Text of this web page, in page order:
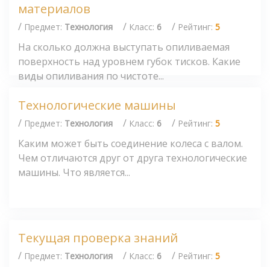
материалов
/ Предмет: Технология / Класс: 6 / Рейтинг: 5
На сколько должна выступать опиливаемая
поверхность над уровнем губок тисков. Какие
виды опиливания по чистоте...
Технологические машины
/ Предмет: Технология / Класс: 6 / Рейтинг: 5
Каким может быть соединение колеса с валом.
Чем отличаются друг от друга технологические
машины. Что является...
Текущая проверка знаний
/ Предмет: Технология / Класс: 6 / Рейтинг: 5